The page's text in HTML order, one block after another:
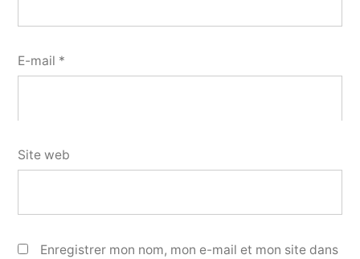
E-mail *
Site web
Enregistrer mon nom, mon e-mail et mon site dans